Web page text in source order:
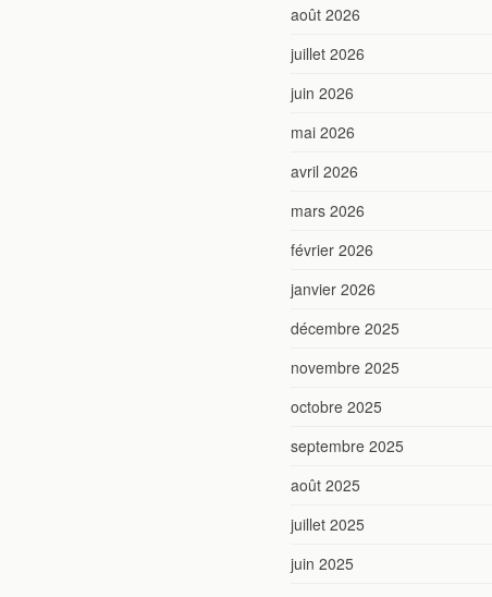
août 2026
juillet 2026
juin 2026
mai 2026
avril 2026
mars 2026
février 2026
janvier 2026
décembre 2025
novembre 2025
octobre 2025
septembre 2025
août 2025
juillet 2025
juin 2025